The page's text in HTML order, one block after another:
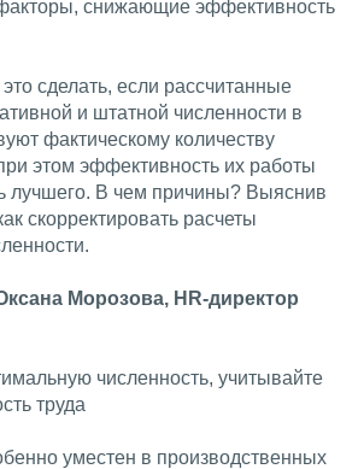
снижающие эффективность
сделать, если рассчитанные
и штатной численности в
фактическому количеству
этом эффективность их работы
лучшего. В чем причины? Выяснив
скорректировать расчеты
Морозова, HR-директор
численность, учитывайте
труда
уместен в производственных